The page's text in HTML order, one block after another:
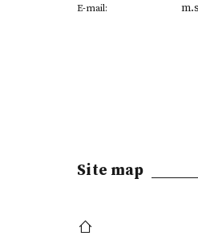
E-mail:
Site map